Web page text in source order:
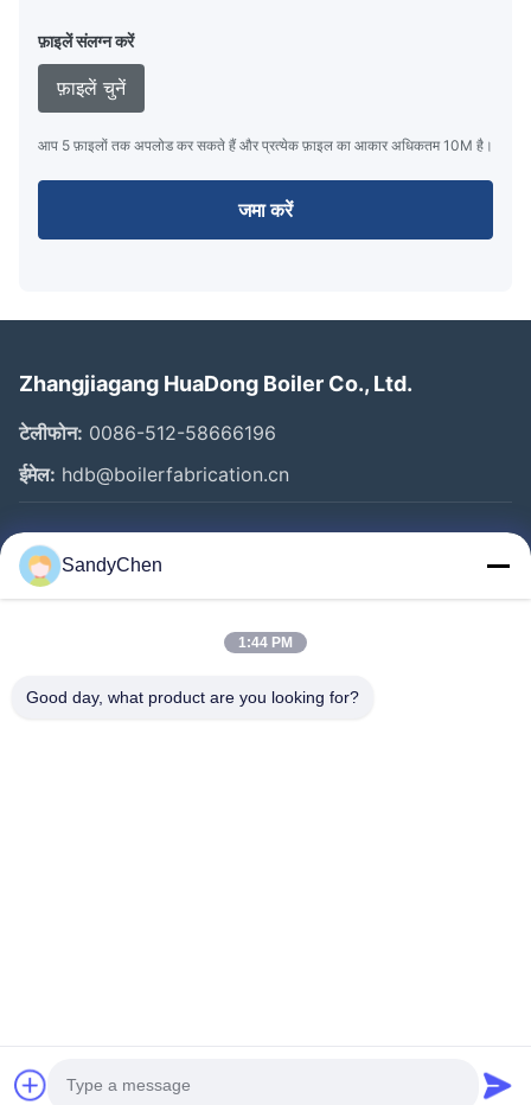
फ़ाइलें संलग्न करें
फ़ाइलें चुनें
आप 5 फ़ाइलों तक अपलोड कर सकते हैं और प्रत्येक फ़ाइल का आकार अधिकतम 10M है।
जमा करें
Zhangjiagang HuaDong Boiler Co., Ltd.
टेलीफोन: 0086-512-58666196
ईमेल: hdb@boilerfabrication.cn
त्वरित लिंक
घर
वीडियो
©2017- Zhangjiagang HuaDong Boiler Co., Ltd.. . सब सभी अधिकार सुरक्षित.
SandyChen
1:44 PM
Good day, what product are you looking for?